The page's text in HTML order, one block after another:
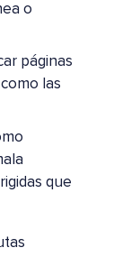
o
páginas
las
que